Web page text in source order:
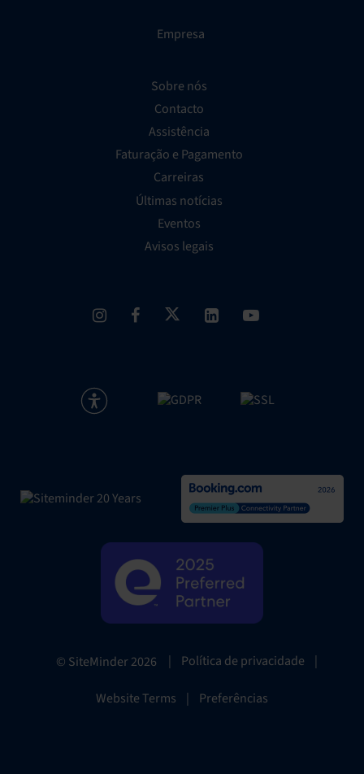
Empresa
Sobre nós
Contacto
Assistência
Faturação e Pagamento
Carreiras
Últimas notícias
Eventos
Avisos legais
© SiteMinder2026 | Política de privacidade |
Website Terms | Preferências